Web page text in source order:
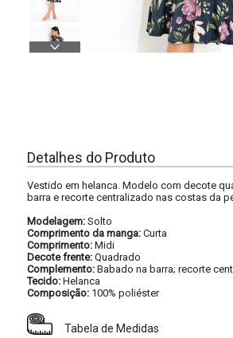
Detalhes do Produto
Vestido em helanca. Modelo com decote
barra e recorte centralizado nas costas da
Modelagem: Solto
Comprimento da manga: Curta
Comprimento: Midi
Decote frente: Quadrado
Complemento: Babado na barra; recorte
Tecido: Helanca
Composição: 100% poliéster
Tabela de Medidas